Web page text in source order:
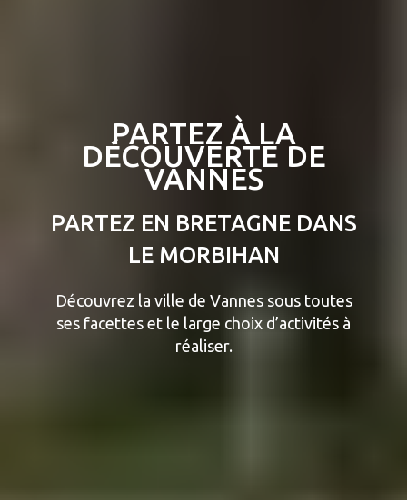
PARTEZ À LA
DÉCOUVERTE DE
VANNES
PARTEZ EN BRETAGNE DANS
LE MORBIHAN
Découvrez la ville de Vannes sous toutes
ses facettes et le large choix d’activités à
réaliser.